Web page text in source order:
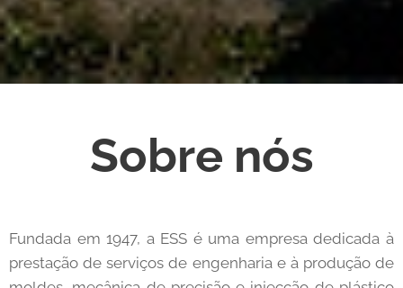
Sobre nós
Fundada em 1947, a ESS é uma empresa dedicada à
prestação de serviços de engenharia e à produção de